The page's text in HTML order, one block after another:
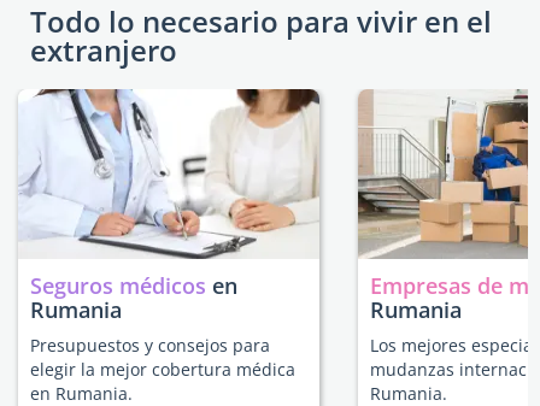
Todo lo necesario para vivir en el
extranjero
Seguros médicos en
Rumania
Presupuestos y consejos para
elegir la mejor cobertura médica
en Rumania.
Empresas de
Rumania
Los mejores
mudanzas
Rumania.